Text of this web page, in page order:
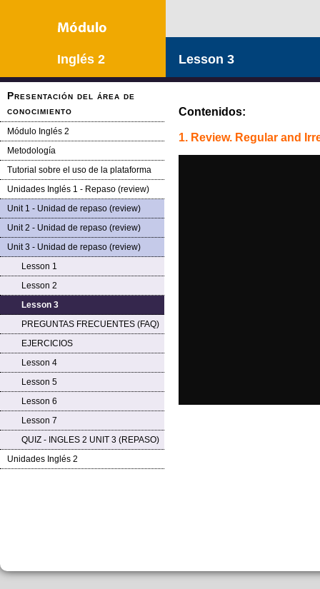
Inglés 2
Presentación del área de
conocimiento
Módulo Inglés 2
Metodología
Tutorial sobre el uso de la plataforma
Unidades Inglés 1 - Repaso (review)
Unit 1 - Unidad de repaso (review)
Unit 2 - Unidad de repaso (review)
Unit 3 - Unidad de repaso (review)
Lesson 1
Lesson 2
Lesson 3
PREGUNTAS FRECUENTES (FAQ)
EJERCICIOS
Lesson 4
Lesson 5
Lesson 6
Lesson 7
QUIZ - INGLES 2 UNIT 3 (REPASO)
Unidades Inglés 2
Lesson 3
Contenidos:
1. Review. Regular and